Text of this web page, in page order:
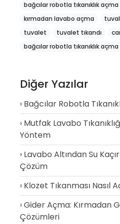
bağcılar robotla tıkanıklık açma
kırmadan lavabo açma
tuvalet
tuvalet tıkandı
bağcılar robotla tıkanıklık
Diğer Yazılar
Bağcılar Robotla
Mutfak Lavabo
Yöntem
Lavabo Altından Su
Çözüm
Klozet Tıkanması Nasıl
Gider Açma: Kırmadan
Çözümleri